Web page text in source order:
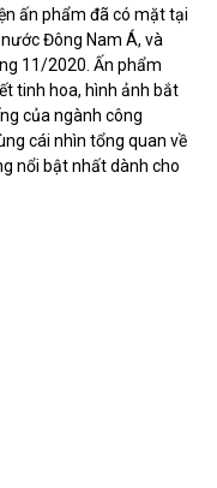
ấn phẩm đã có mặt tại
Đông Nam Á, và
11/2020. Ấn phẩm
tinh hoa, hình ảnh bắt
của ngành công
cái nhìn tổng quan về
nổi bật nhất dành cho